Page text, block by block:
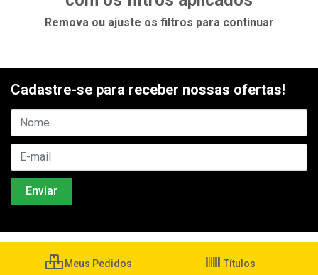
Remova ou ajuste os filtros para continuar
Cadastre-se para receber nossas ofertas!
Meus Pedidos Títulos